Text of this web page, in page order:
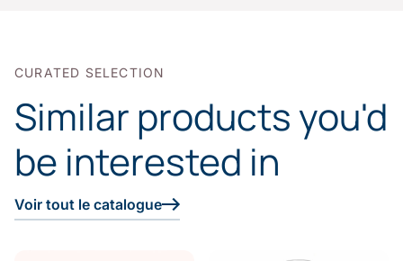
CURATED SELECTION
Similar products you'd
be interested in
Voir tout le catalogue